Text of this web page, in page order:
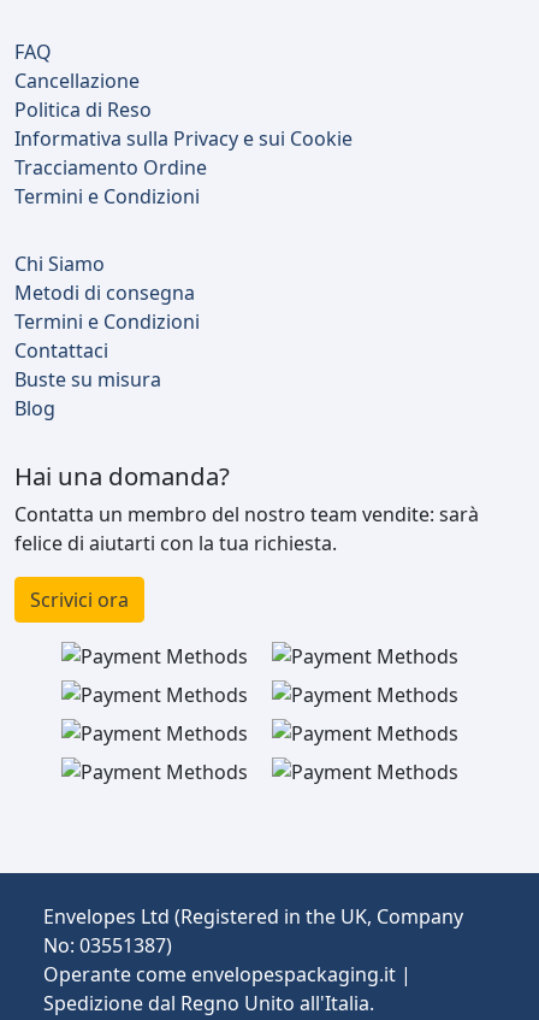
FAQ
Cancellazione
Politica di Reso
Informativa sulla Privacy e sui Cookie
Tracciamento Ordine
Termini e Condizioni
Chi Siamo
Metodi di consegna
Termini e Condizioni
Contattaci
Buste su misura
Blog
Hai una domanda?
Contatta un membro del nostro team vendite: sarà
felice di aiutarti con la tua richiesta.
Scrivici ora
Envelopes Ltd (Registered in the UK, Company
No: 03551387)
Operante come envelopespackaging.it |
Spedizione dal Regno Unito all'Italia.